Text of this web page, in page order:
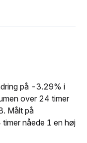
på -3.29% i
over 24 timer
Målt på
nåede 1 en høj